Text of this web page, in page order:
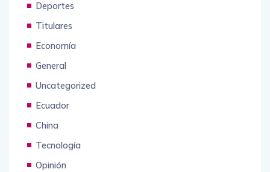
Deportes
Titulares
Economía
General
Uncategorized
Ecuador
China
Tecnología
Opinión